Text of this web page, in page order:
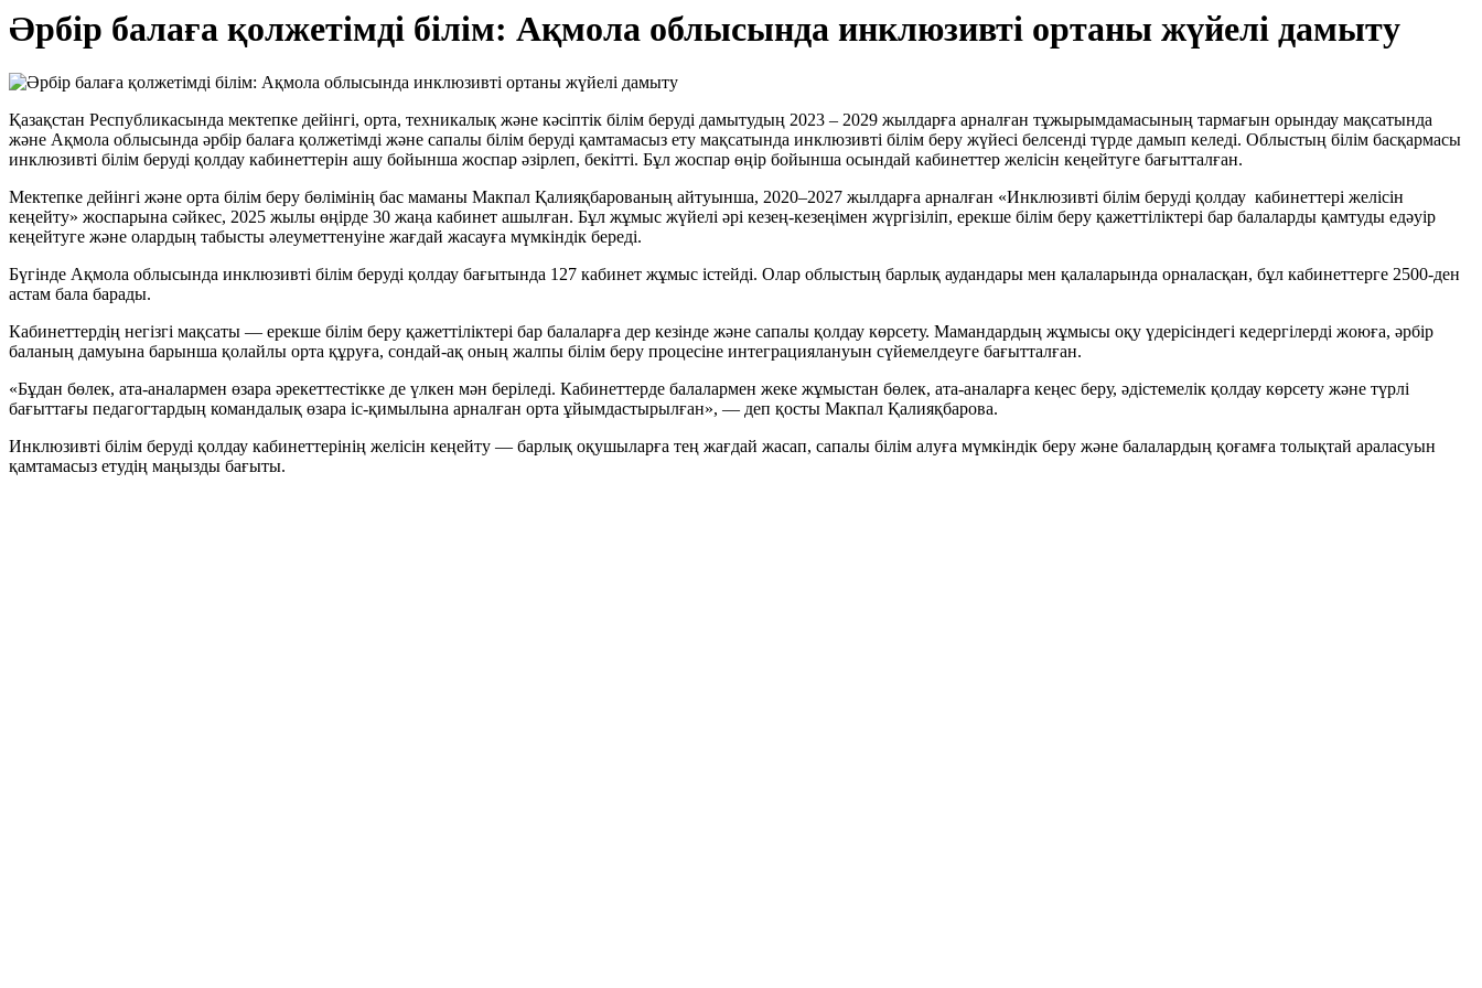
Әрбір балаға қолжетімді білім: Ақмола облысында инклюзивті ортаны жүйелі дамыту
Қазақстан Республикасында мектепке дейінгі, орта, техникалық және кәсіптік білім беруді дамытудың 2023 – 2029 жылдарға арналған тұжырымдамасының тармағын орындау мақсатында
және Ақмола облысында әрбір балаға қолжетімді және сапалы білім беруді қамтамасыз ету мақсатында инклюзивті білім беру жүйесі белсенді түрде дамып келеді. Облыстың білім басқармасы
инклюзивті білім беруді қолдау кабинеттерін ашу бойынша жоспар әзірлеп, бекітті. Бұл жоспар өңір бойынша осындай кабинеттер желісін кеңейтуге бағытталған.
Мектепке дейінгі және орта білім беру бөлімінің бас маманы Макпал Қалияқбарованың айтуынша, 2020–2027 жылдарға арналған «Инклюзивті білім беруді қолдау кабинеттері желісін
кеңейту» жоспарына сәйкес, 2025 жылы өңірде 30 жаңа кабинет ашылған. Бұл жұмыс жүйелі әрі кезең-кезеңімен жүргізіліп, ерекше білім беру қажеттіліктері бар балаларды қамтуды едәуір
кеңейтуге және олардың табысты әлеуметтенуіне жағдай жасауға мүмкіндік береді.
Бүгінде Ақмола облысында инклюзивті білім беруді қолдау бағытында 127 кабинет жұмыс істейді. Олар облыстың барлық аудандары мен қалаларында орналасқан, бұл кабинеттерге 2500-ден
астам бала барады.
Кабинеттердің негізгі мақсаты — ерекше білім беру қажеттіліктері бар балаларға дер кезінде және сапалы қолдау көрсету. Мамандардың жұмысы оқу үдерісіндегі кедергілерді жоюға, әрбір
баланың дамуына барынша қолайлы орта құруға, сондай-ақ оның жалпы білім беру процесіне интеграциялануын сүйемелдеуге бағытталған.
«Бұдан бөлек, ата-аналармен өзара әрекеттестікке де үлкен мән беріледі. Кабинеттерде балалармен жеке жұмыстан бөлек, ата-аналарға кеңес беру, әдістемелік қолдау көрсету және түрлі
бағыттағы педагогтардың командалық өзара іс-қимылына арналған орта ұйымдастырылған», — деп қосты Макпал Қалияқбарова.
Инклюзивті білім беруді қолдау кабинеттерінің желісін кеңейту — барлық оқушыларға тең жағдай жасап, сапалы білім алуға мүмкіндік беру және балалардың қоғамға толықтай араласуын
қамтамасыз етудің маңызды бағыты.